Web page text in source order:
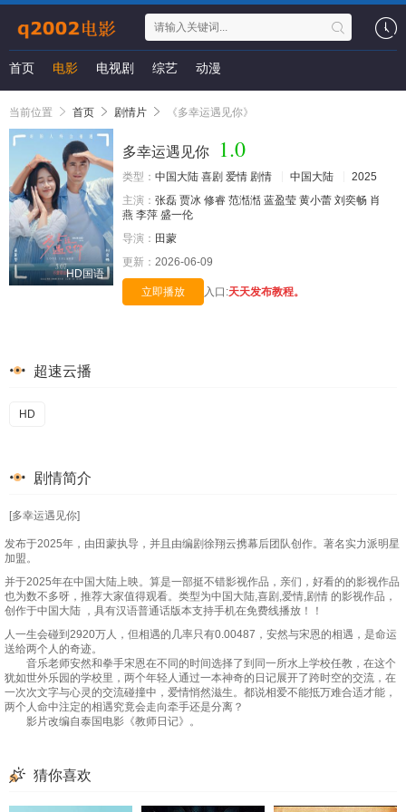
首页 电影 电视剧 综艺 动漫
当前位置 首页 剧情片 《多幸运遇见你》
HD国语
多幸运遇见你 1.0
类型： 中国大陆 喜剧 爱情 剧情 中国大陆
2025
主演： 张磊 贾冰 修睿 范湉湉 蓝盈莹 黄小蕾 刘奕畅 肖
燕 李萍 盛一伦
导演： 田蒙
更新： 2026-06-09
立即播放 入口:天天发布教程。
超速云播
HD
剧情简介
[多幸运遇见你]
发布于2025年，由田蒙执导，并且由编剧徐翔云携幕后团队创作。著名实力派明星
加盟。
并于2025年在中国大陆上映。算是一部挺不错影视作品，亲们，好看的的影视作品
也为数不多呀，推荐大家值得观看。类型为中国大陆,喜剧,爱情,剧情 的影视作品，
创作于中国大陆 ，具有汉语普通话版本支持手机在免费线播放！！
人一生会碰到2920万人，但相遇的几率只有0.00487，安然与宋恩的相遇，是命运
送给两个人的奇迹。
音乐老师安然和拳手宋恩在不同的时间选择了到同一所水上学校任教，在这个
犹如世外乐园的学校里，两个年轻人通过一本神奇的日记展开了跨时空的交流，在
一次次文字与心灵的交流碰撞中，爱情悄然滋生。都说相爱不能抵万难合适才能，
两个人命中注定的相遇究竟会走向牵手还是分离？
影片改编自泰国电影《教师日记》。
猜你喜欢